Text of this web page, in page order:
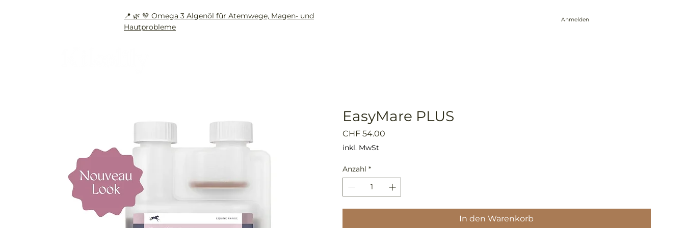
Anmelden
📍 🌿 💚 Omega 3 Algenöl für Atemwege, Magen- und
Hautprobleme
EasyMare PLUS
CHF 54.00
inkl. MwSt
Anzahl *
In den Warenkorb